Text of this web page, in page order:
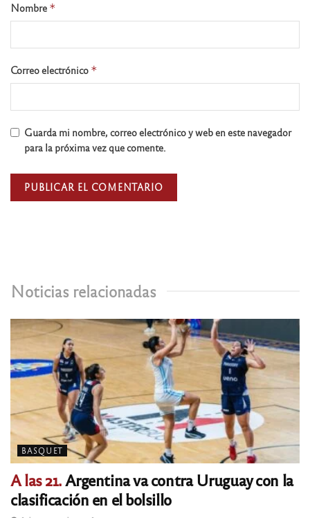
Noticias relacionadas
BASQUET
A las 21.Argentina va contra Uruguay con la
clasificación en el bolsillo
Nombre *
Correo electrónico *
Guarda mi nombre, correo electrónico y web en este navegador
para la próxima vez que comente.